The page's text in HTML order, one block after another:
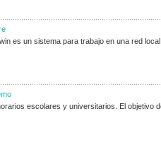
es un sistema para trabajo en una red
escolares y universitarios. El